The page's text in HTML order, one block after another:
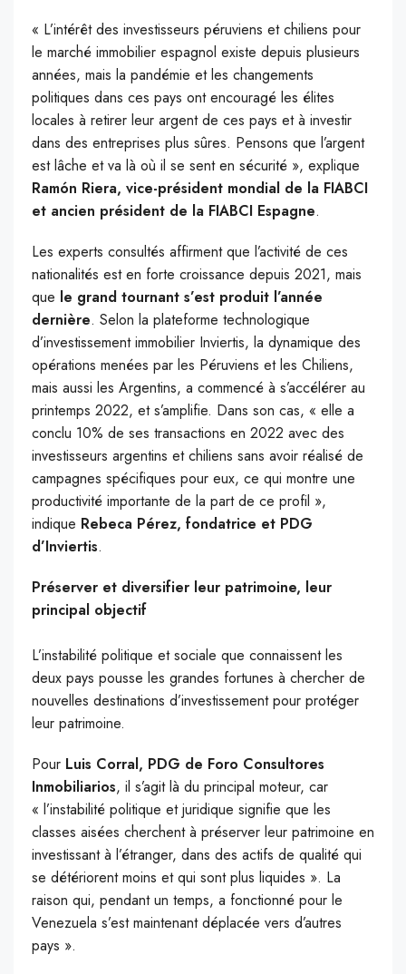
« L’intérêt des investisseurs péruviens et chiliens pour
le marché immobilier espagnol existe depuis plusieurs
années, mais la pandémie et les changements
politiques dans ces pays ont encouragé les élites
locales à retirer leur argent de ces pays et à investir
dans des entreprises plus sûres. Pensons que l’argent
est lâche et va là où il se sent en sécurité », explique
Ramón Riera, vice-président mondial de la FIABCI
et ancien président de la FIABCI Espagne.
Les experts consultés affirment que l’activité de ces
nationalités est en forte croissance depuis 2021, mais
que le grand tournant s’est produit l’année
dernière. Selon la plateforme technologique
d’investissement immobilier Inviertis, la dynamique des
opérations menées par les Péruviens et les Chiliens,
mais aussi les Argentins, a commencé à s’accélérer au
printemps 2022, et s’amplifie. Dans son cas, « elle a
conclu 10% de ses transactions en 2022 avec des
investisseurs argentins et chiliens sans avoir réalisé de
campagnes spécifiques pour eux, ce qui montre une
productivité importante de la part de ce profil »,
indique Rebeca Pérez, fondatrice et PDG
d’Inviertis.
Préserver et diversifier leur patrimoine, leur
principal objectif
L’instabilité politique et sociale que connaissent les
deux pays pousse les grandes fortunes à chercher de
nouvelles destinations d’investissement pour protéger
leur patrimoine.
Pour Luis Corral, PDG de Foro Consultores
Inmobiliarios, il s’agit là du principal moteur, car
« l’instabilité politique et juridique signifie que les
classes aisées cherchent à préserver leur patrimoine en
investissant à l’étranger, dans des actifs de qualité qui
se détériorent moins et qui sont plus liquides ». La
raison qui, pendant un temps, a fonctionné pour le
Venezuela s’est maintenant déplacée vers d’autres
pays ».